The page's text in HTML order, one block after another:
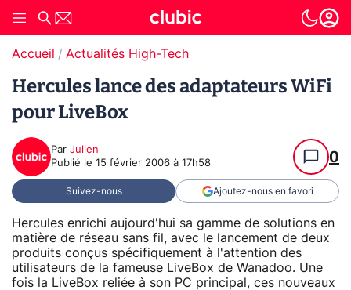
Accueil Actualités High-Tech
Hercules lance des adaptateurs WiFi
pour LiveBox
Par Julien
Publié le 15 février 2006 à 17h58 0
Suivez-nous Ajoutez-nous en favori
Hercules enrichi aujourd'hui sa gamme de solutions en
matière de réseau sans fil, avec le lancement de deux
produits conçus spécifiquement à l'attention des
utilisateurs de la fameuse LiveBox de Wanadoo. Une
fois la LiveBox reliée à son PC principal, ces nouveaux